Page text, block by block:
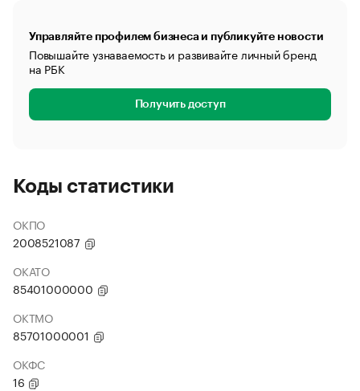
Управляйте профилем бизнеса и публикуйте новости
Повышайте узнаваемость и развивайте личный бренд
на РБК
Получить доступ
Коды статистики
ОКПО
2008521087
ОКАТО
85401000000
ОКТМО
85701000001
ОКФС
16